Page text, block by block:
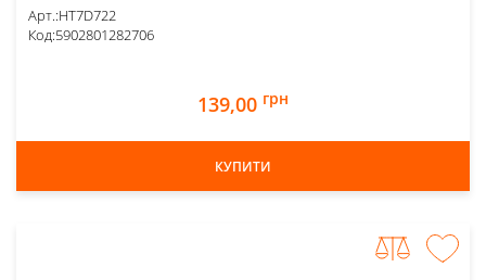
Арт.:HT7D722
Код:5902801282706
139,00 грн
КУПИТИ